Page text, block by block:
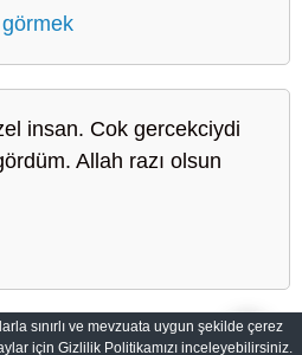
insan. Cok gercekciydi
Allah razı olsun
Dilini Öğrenin Gizlilik Politikası
sınırlı ve mevzuata uygun şekilde çerez
için Gizlilik Politikamızı inceleyebilirsiniz.